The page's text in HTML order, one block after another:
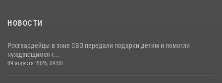
НОВОСТИ
Росгвардейцы в зоне СВО передали подарки детям и помогли
нуждающимся г...
09 августа 2026, 09:00